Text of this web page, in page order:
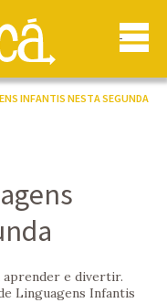
INFANTIS NESTA SEGUNDA
aprender e divertir.
Linguagens Infantis